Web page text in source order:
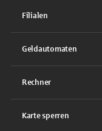
Filialen
Geldautomaten
Rechner
Karte sperren